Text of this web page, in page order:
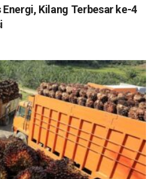
Kilang Terbesar ke-4